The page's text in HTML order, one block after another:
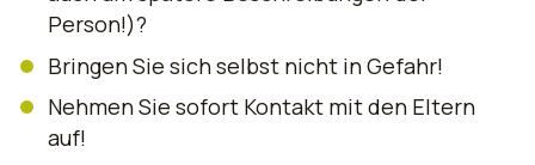
Person!)?
Bringen Sie sich selbst nicht in Gefahr!
Nehmen Sie sofort Kontakt mit den Eltern
auf!